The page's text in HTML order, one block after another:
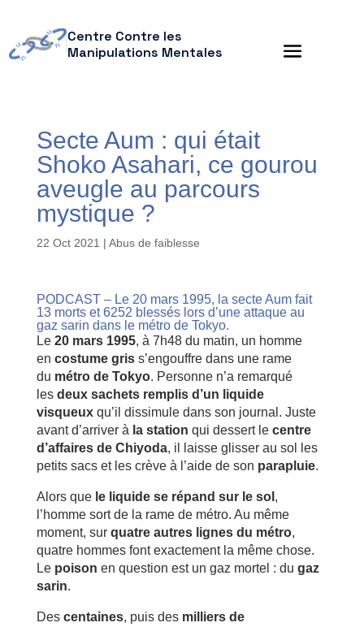
Centre Contre les
Manipulations Mentales
Secte Aum : qui était
Shoko Asahari, ce gourou
aveugle au parcours
mystique ?
22 Oct 2021 | Abus de faiblesse
PODCAST – Le 20 mars 1995, la secte Aum fait
13 morts et 6252 blessés lors d’une attaque au
gaz sarin dans le métro de Tokyo.
Le 20 mars 1995, à 7h48 du matin, un homme
en costume griss’engouffre dans une rame
du métro de Tokyo. Personne n’a remarqué
les deux sachets remplis d’un liquide
visqueuxqu’il dissimule dans son journal. Juste
avant d’arriver à la station qui dessert le centre
d’affaires de Chiyoda, il laisse glisser au sol les
petits sacs et les crève à l’aide de son parapluie.
Alors que le liquide se répand sur le sol ,
l’homme sort de la rame de métro. Au même
moment, sur quatre autres lignes du métro,
quatre hommes font exactement la même chose.
Le poison en question est un gaz mortel : du gaz
sarin.
Des centaines, puis des milliers de